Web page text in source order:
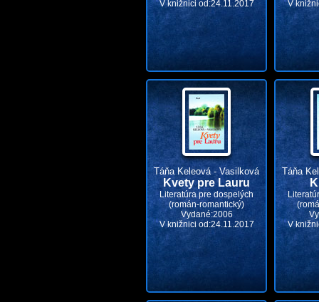
V knižnici od:24.11.2017
V
Táňa Keleová - Vasilková
Kvety pre Lauru
Literatúra pre dospelých
(román-romantický)
Vydané:2006
V knižnici od:24.11.2017
Táňa
V